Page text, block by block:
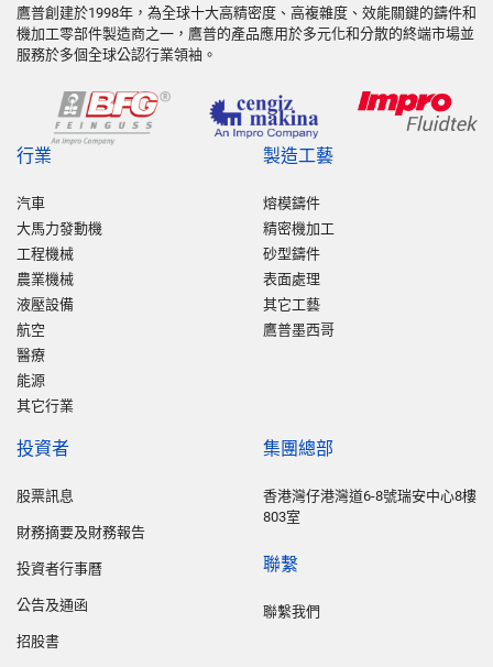
鷹普創建於1998年，為全球十大高精密度、高複雜度、效能關鍵的鑄件和
機加工零部件製造商之一，鷹普的產品應用於多元化和分散的終端市場並
服務於多個全球公認行業領袖。
行業
汽車
大馬力發動機
工程機械
農業機械
液壓設備
航空
醫療
能源
其它行業
製造工藝
熔模鑄件
精密機加工
砂型鑄件
表面處理
其它工藝
鷹普墨西哥
投資者
股票訊息
財務摘要及財務報告
投資者行事曆
公告及通函
招股書
集團總部
香港灣仔港灣道6-8號瑞安中心8樓
803室
聯繫
聯繫我們